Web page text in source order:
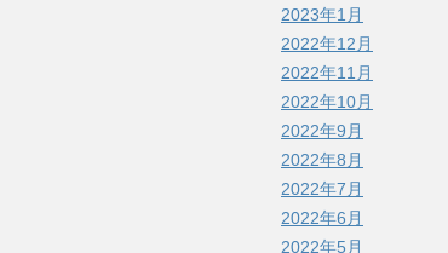
2023年1月
2022年12月
2022年11月
2022年10月
2022年9月
2022年8月
2022年7月
2022年6月
2022年5月